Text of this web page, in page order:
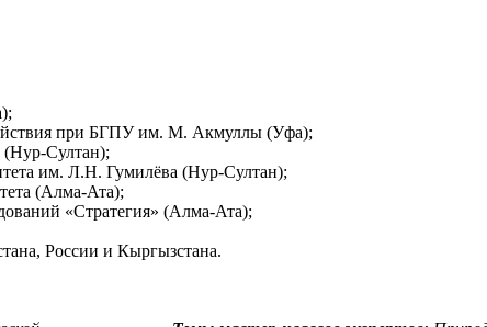
при БГПУ им. М. Акмуллы (Уфа);
(Нур-Султан);
им. Л.Н. Гумилёва (Нур-Султан);
(Алма-Ата);
«Стратегия» (Алма-Ата);
России и Кыргызстана.